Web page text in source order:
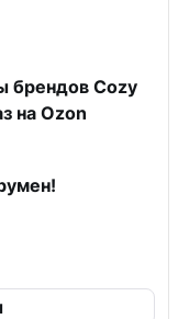
брендов Cozy
на Оzon